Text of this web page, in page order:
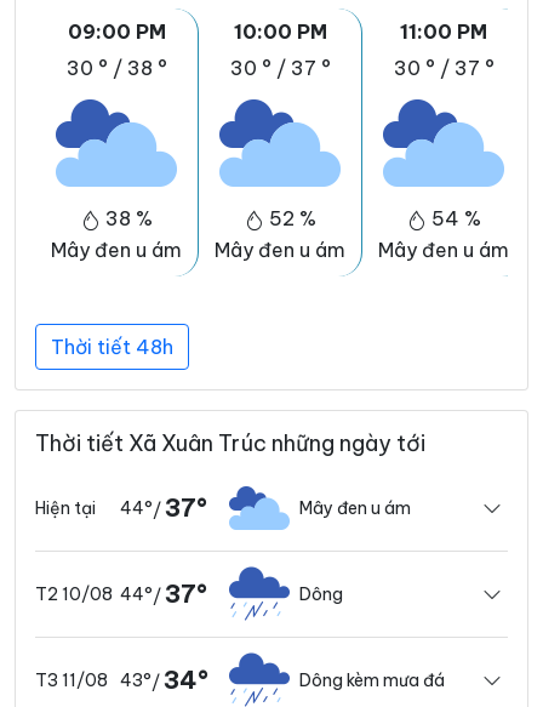
09:00 PM
30 ° / 38 °
38 %
Mây đen u ám
10:00 PM
30 ° / 37 °
52 %
Mây đen u ám
11:00 PM
30 ° / 37 °
54 %
Mây đen u ám
Thời tiết 48h
Thời tiết Xã Xuân Trúc những ngày tới
Hiện tại 44°/ 37° Mây đen u ám
T2 10/08 44°/ 37° Dông
T3 11/08 43°/ 34° Dông kèm mưa đá